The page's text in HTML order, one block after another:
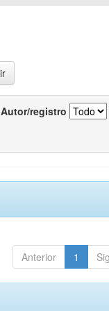
Autor/registro
Anterior 1